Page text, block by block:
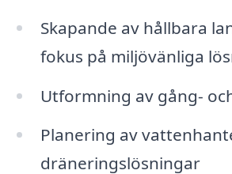
Skapande av hållbara
fokus på miljövänliga
Utformning av gång-
Planering av
dräneringslösningar